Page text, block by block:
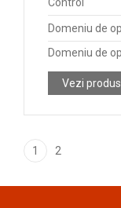
Domeniu de
Domeniu de
Vezi produs
1 2